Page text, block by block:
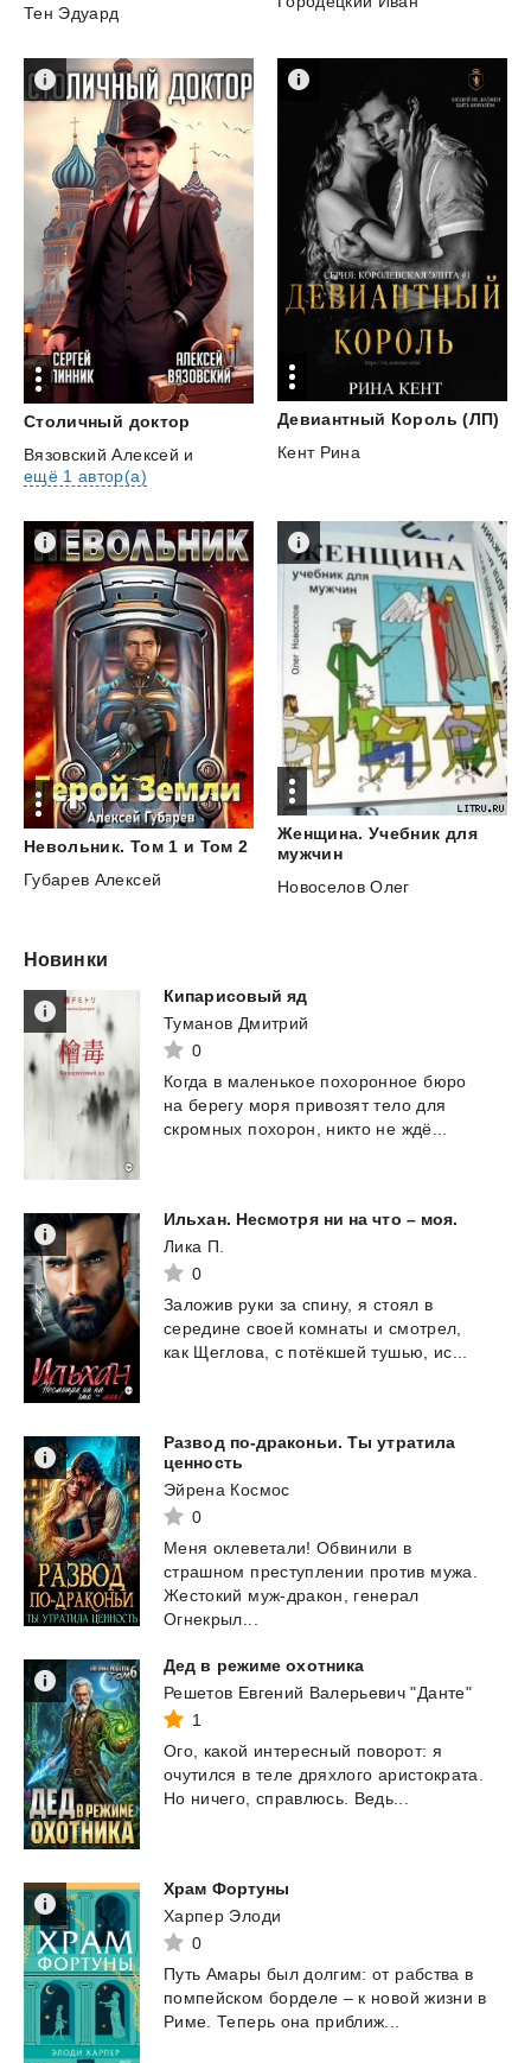
Тен Эдуард
Столичный доктор
Вязовский Алексей и
ещё 1 автор(а)
Девиантный Король (ЛП)
Кент Рина
Невольник. Том 1 и Том 2
Губарев Алексей
Женщина. Учебник для
мужчин
Новоселов Олег
Новинки
Кипарисовый яд
Туманов Дмитрий
0
Когда в маленькое похоронное бюро
на берегу моря привозят тело для
скромных похорон, никто не ждё...
Ильхан. Несмотря ни на что – моя.
Лика П.
0
Заложив руки за спину, я стоял в
середине своей комнаты и смотрел,
как Щеглова, с потёкшей тушью, ис...
Развод по-драконьи. Ты утратила
ценность
Эйрена Космос
0
Меня оклеветали! Обвинили в
страшном преступлении против мужа.
Жестокий муж-дракон, генерал
Огнекрыл...
Дед в режиме охотника
Решетов Евгений Валерьевич "Данте"
1
Ого, какой интересный поворот: я
очутился в теле дряхлого аристократа.
Но ничего, справлюсь. Ведь...
Храм Фортуны
Харпер Элоди
0
Путь Амары был долгим: от рабства в
помпейском борделе – к новой жизни в
Риме. Теперь она приближ...